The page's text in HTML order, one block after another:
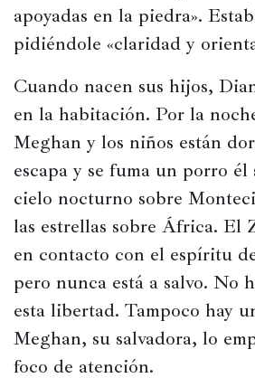
apoyadas en la piedra».
pidiéndole «claridad y
Cuando nacen sus hijos,
en la habitación. Por la
Meghan y los niños están
escapa y se fuma un porro
cielo nocturno sobre
las estrellas sobre África. El
en contacto con el espíritu
pero nunca está a salvo. No
esta libertad. Tampoco hay
Meghan, su salvadora, lo
foco de atención.